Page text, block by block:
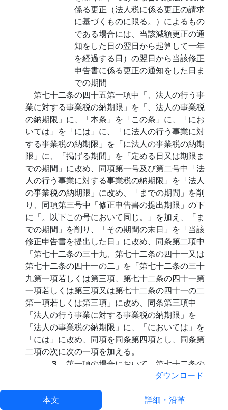
係る更正（法人税に係る更正の請求
に基づくものに限る。）によるもの
である場合には、当該減額更正の通
知をした日の翌日から起算して一年
を経過する日）の翌日から当該修正
申告書に係る更正の通知をした日ま
での期間
第七十二条の四十五第一項中「、法人の行う事
業に対する事業税の納期限」を「、法人の事業税
の納期限」に、「本条」を「この条」に、「にお
いては」を「には」に、「に法人の行う事業に対
する事業税の納期限」を「に法人の事業税の納期
限」に、「掲げる期間」を「定める日又は期限ま
での期間」に改め、同項第一号及び第二号中「法
人の行う事業に対する事業税の納期限」を「法人
の事業税の納期限」に改め、「までの期間」を削
り、同項第三号中「修正申告書の提出期限」の下
に「。以下この号において同じ。」を加え、「ま
での期間」を削り、「その期間の末日」を「当該
修正申告書を提出した日」に改め、同条第二項中
「第七十二条の三十九、第七十二条の四十一又は
第七十二条の四十一の二」を「第七十二条の三十
九第一項若しくは第三項、第七十二条の四十一第
一項若しくは第三項又は第七十二条の四十一の二
第一項若しくは第三項」に改め、同条第三項中
「法人の行う事業に対する事業税の納期限」を
「法人の事業税の納期限」に、「においては」を
「には」に改め、同項を同条第四項とし、同条第
二項の次に次の一項を加える。
３第一項の場合において、第七十二条の
三十三第二項又は第三項の規定による修
正申告書の提出があつたとき（当該修正
申告書に係る事業税について第七十二条
ダウンロード
本文 詳細・沿革